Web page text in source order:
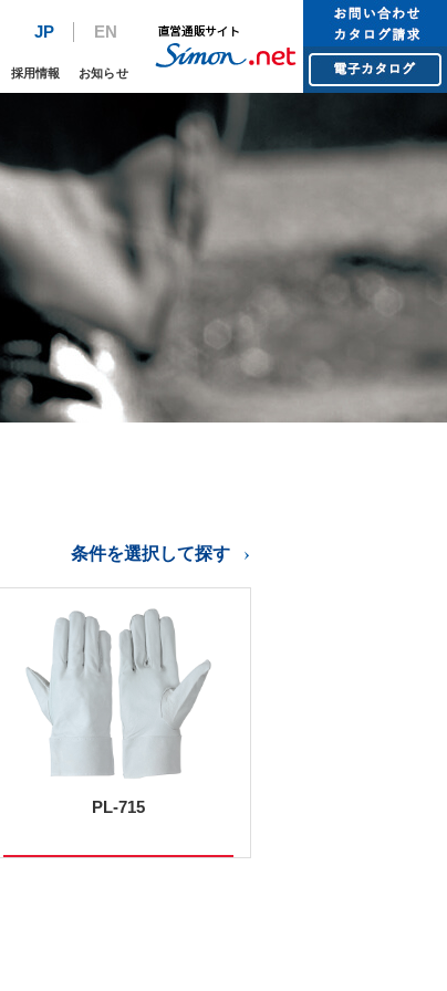
採用情報 お知らせ
JP EN
条件を選択して探す
PL-715